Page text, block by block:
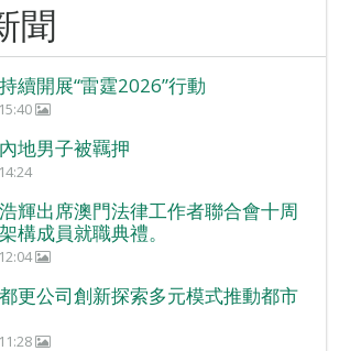
聞
續開展“雷霆2026”行動
地男子被羈押
輝出席澳門法律工作者聯合會十周
構成員就職典禮。
更公司創新探索多元模式推動都市